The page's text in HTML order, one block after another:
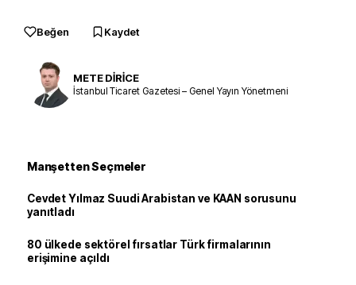
Beğen Kaydet
METE DİRİCE
İstanbul Ticaret Gazetesi – Genel Yayın Yönetmeni
Manşetten Seçmeler
Cevdet Yılmaz Suudi Arabistan ve KAAN sorusunu
yanıtladı
80 ülkede sektörel fırsatlar Türk firmalarının
erişimine açıldı